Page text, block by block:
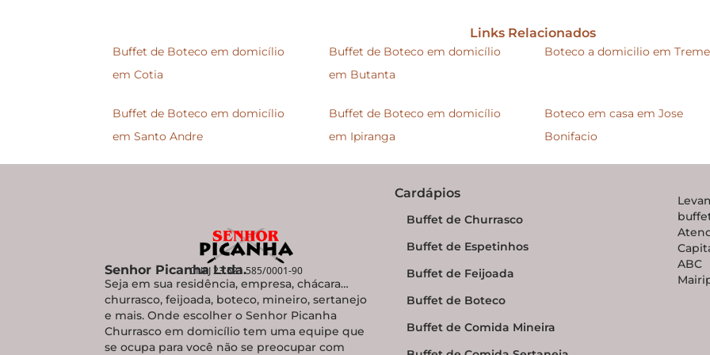
Links Relacionados
Buffet de Boteco em domicílio
em Cotia
Buffet de Boteco em domicílio
em Butanta
Boteco a domicilio em
Buffet de Boteco em domicílio
em Santo Andre
Buffet de Boteco em domicílio
em Ipiranga
Boteco em casa em Jose
Bonifacio
Senhor Picanha Ltda.CNPJ 23.521.585/0001-90
Seja em sua residência, empresa, chácara…
churrasco, feijoada, boteco, mineiro, sertanejo
e mais. Onde escolher o Senhor Picanha
Churrasco em domicílio tem uma equipe que
se ocupa para você não se preocupar com
Cardápios
Buffet de Churrasco
Buffet de Espetinhos
Buffet de Feijoada
Buffet de Boteco
Buffet de Comida Mineira
ABC